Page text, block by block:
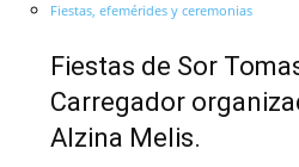
Fiestas, efemérides y ceremonias
Fiestas de Sor
Carregador
Alzina Melis.